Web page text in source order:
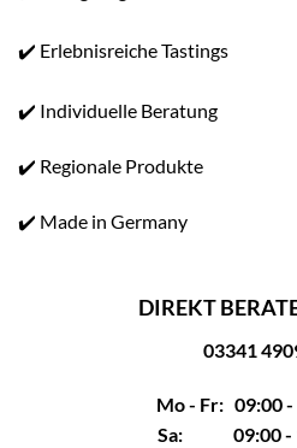
✔️ Erlebnisreiche Tastings
✔️ Individuelle Beratung
✔️ Regionale Produkte
✔️ Made in Germany
DIREKT
03341
Mo - Fr: 09:00
Sa: 09:00 -